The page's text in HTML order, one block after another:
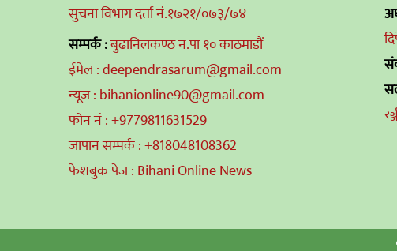
सुचना विभाग दर्ता नं.१७२१/०७३/७४
सम्पर्क :बुढानिलकण्ठ न.पा १० काठमाडौं
ईमेल : deependrasarum@gmail.com
न्यूज : bihanionline90@gmail.com
फोन नं : +9779811631529
जापान सम्पर्क : +818048108362
फेशबुक पेज : Bihani Online News